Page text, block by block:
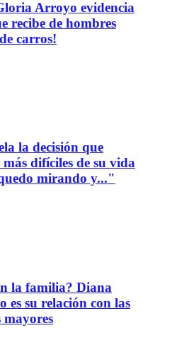
Arroyo evidencia
recibe de hombres
carros!
la decisión que
difíciles de su vida
mirando y..."
la familia? Diana
es su relación con las
mayores